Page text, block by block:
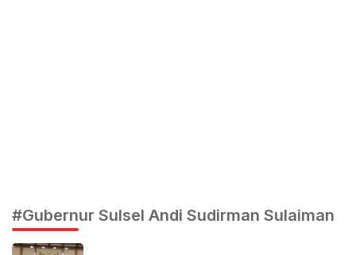
#Gubernur Sulsel Andi Sudirman Sulaiman